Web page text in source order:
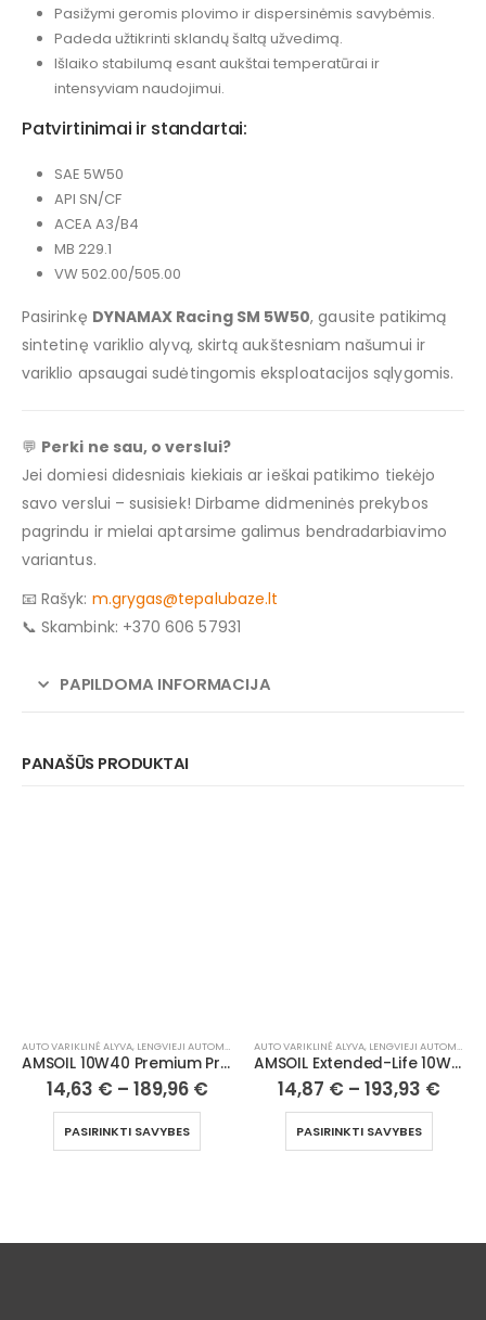
Pasižymi geromis plovimo ir dispersinėmis savybėmis.
Padeda užtikrinti sklandų šaltą užvedimą.
Išlaiko stabilumą esant aukštai temperatūrai ir
intensyviam naudojimui.
Patvirtinimai ir standartai:
SAE 5W50
API SN/CF
ACEA A3/B4
MB 229.1
VW 502.00/505.00
Pasirinkę DYNAMAX Racing SM 5W50, gausite patikimą
sintetinę variklio alyvą, skirtą aukštesniam našumui ir
variklio apsaugai sudėtingomis eksploatacijos sąlygomis.
💬 Perki ne sau, o verslui?
Jei domiesi didesniais kiekiais ar ieškai patikimo tiekėjo
savo verslui – susisiek! Dirbame didmeninės prekybos
pagrindu ir mielai aptarsime galimus bendradarbiavimo
variantus.
📧 Rašyk: m.grygas@tepalubaze.lt
📞 Skambink: +370 606 57931
PAPILDOMA INFORMACIJA
PANAŠŪS PRODUKTAI
AUTO VARIKLINĖ ALYVA, LENGVIEJI AUTOMOBILIAI
AMSOIL 10W40 Premium Protection 100% Synthetic Motor Oil
14,63 € – 189,96 €
PASIRINKTI SAVYBES
AUTO VARIKLINĖ ALYVA, LENGVIEJI AUTOMOBILIAI
AMSOIL Extended-Life 10W30 100% Synthetic Motor Oil
14,87 € – 193,93 €
PASIRINKTI SAVYBES